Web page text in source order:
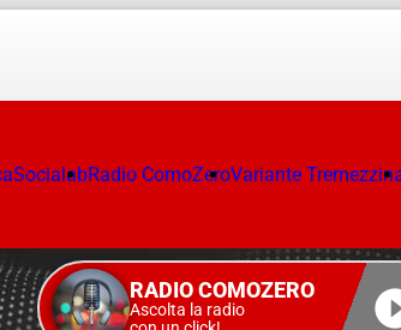
SocialabRadio ComoZeroVariante
RADIO COMOZERO
Ascolta la radio